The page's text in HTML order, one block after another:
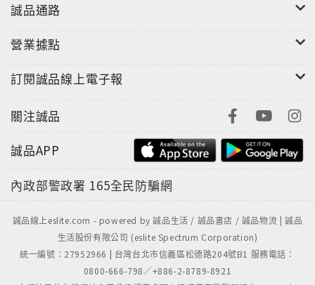
讓我們一眼就理解，為何有些重要的國家會陷入危機而
變得不穩定，其他國家則能繁榮又安定。
為所有困擾我們的全球政經問題提供了解答。
細檢視十二個國家（北韓、古巴、伊拉克、伊朗、沙烏
地阿拉伯、俄羅斯、南非、南斯拉夫、土耳其、以色
列、印度及中國）的競爭優勢，是海外投資、布局全球
最值得細讀的一本書。
誠品通路
營業據點
訂閱誠品線上電子報
關注誠品
誠品APP
內政部警政署 165全民防騙網
誠品線上eslite.com - powered by 誠品生活 / 誠品書店 / 誠品物流 | 誠品
生活股份有限公司 (eslite Spectrum Corporation)
統一編號：27952966 | 台灣台北市信義區松德路204號B1 服務電話：
0800-666-798／+886-2-8789-8921